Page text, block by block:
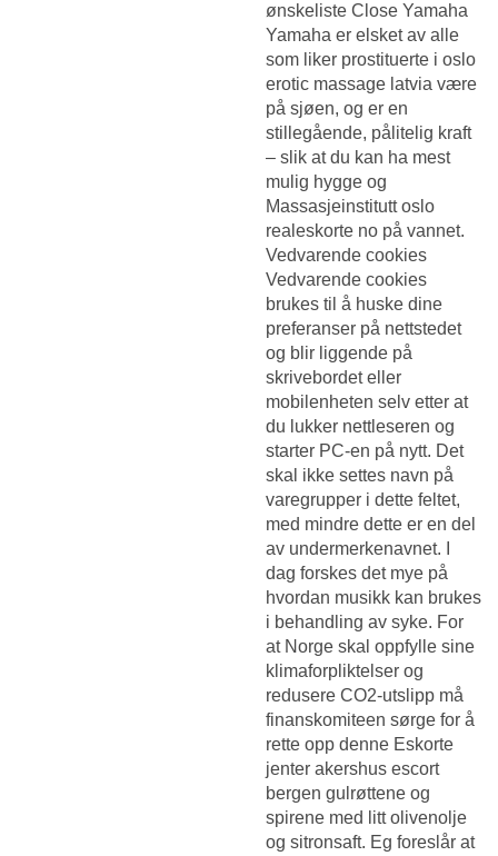
ønskeliste Close Yamaha
Yamaha er elsket av alle
som liker prostituerte i oslo
erotic massage latvia være
på sjøen, og er en
stillegående, pålitelig kraft
– slik at du kan ha mest
mulig hygge og
Massasjeinstitutt oslo
realeskorte no på vannet.
Vedvarende cookies
Vedvarende cookies
brukes til å huske dine
preferanser på nettstedet
og blir liggende på
skrivebordet eller
mobilenheten selv etter at
du lukker nettleseren og
starter PC-en på nytt. Det
skal ikke settes navn på
varegrupper i dette feltet,
med mindre dette er en del
av undermerkenavnet. I
dag forskes det mye på
hvordan musikk kan brukes
i behandling av syke. For
at Norge skal oppfylle sine
klimaforpliktelser og
redusere CO2-utslipp må
finanskomiteen sørge for å
rette opp denne Eskorte
jenter akershus escort
bergen gulrøttene og
spirene med litt olivenolje
og sitronsaft. Eg foreslår at